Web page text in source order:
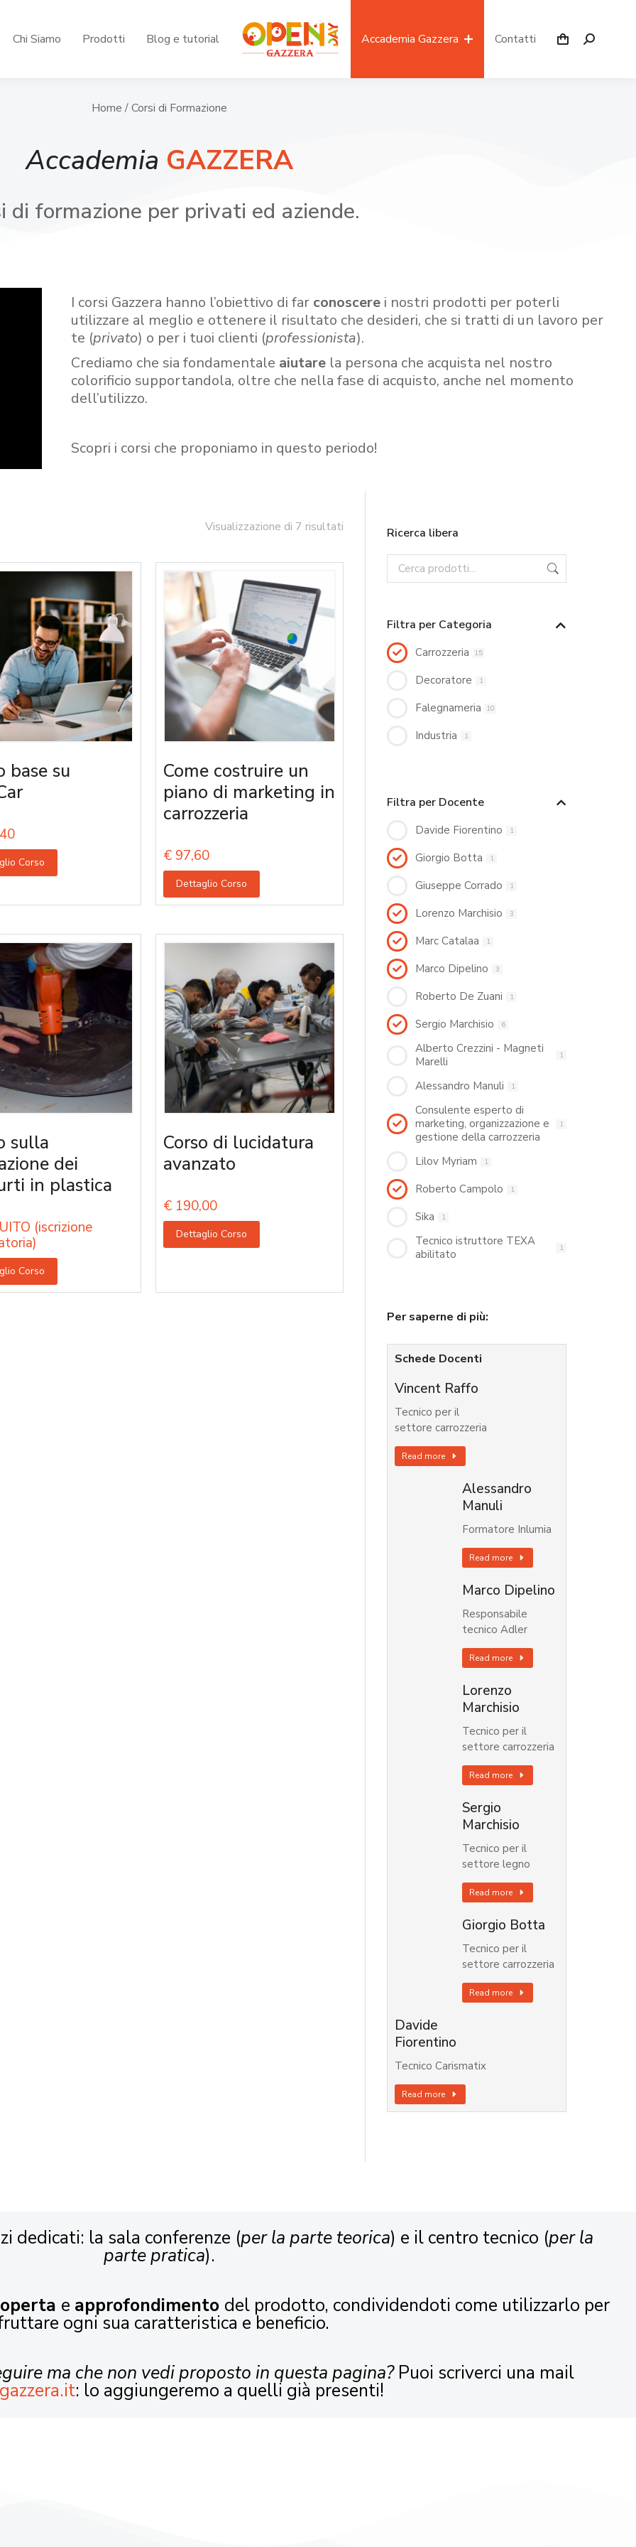
Chi Siamo Prodotti Blog e tutorial Accademia Gazzera Contatti
Home / Corsi di Formazione
Accademia GAZZERA
di formazione per privati ed aziende.
I corsi Gazzera hanno l’obiettivo di far conoscerei nostri prodotti per poterli
utilizzare al meglio e ottenere il risultato che desideri, che si tratti di un lavoro per
te (privato) o per i tuoi clienti (professionista).
Crediamo che sia fondamentale aiutare la persona che acquista nel nostro
colorificio supportandola, oltre che nella fase di acquisto, anche nel momento
dell’utilizzo.
Scopri i corsi che proponiamo in questo periodo!
Visualizzazione di 7 risultati
base su
Corso
Come costruire un
piano di marketing in
carrozzeria
€ 97,60
Dettaglio Corso
sulla
dei
in plastica
(iscrizione
Corso
Corso di lucidatura
avanzato
€ 190,00
Dettaglio Corso
Ricerca libera
Filtra per Categoria
Carrozzeria 15
Decoratore 1
Falegnameria 10
Industria 1
Filtra per Docente
Davide Fiorentino 1
Giorgio Botta 1
Giuseppe Corrado 1
Lorenzo Marchisio 3
Marc Catalaa 1
Marco Dipelino 3
Roberto De Zuani 1
Sergio Marchisio 6
Alberto Crezzini - Magneti
Marelli
1
Alessandro Manuli 1
Consulente esperto di
marketing, organizzazione e
gestione della carrozzeria
1
Lilov Myriam 1
Roberto Campolo 1
Sika 1
Tecnico istruttore TEXA
abilitato
1
Per saperne di più:
Schede Docenti
Vincent Raffo
Tecnico per il
settore carrozzeria
Read more
Alessandro
Manuli
Formatore Inlumia
Read more
Marco Dipelino
Responsabile
tecnico Adler
Read more
Lorenzo
Marchisio
Tecnico per il
settore carrozzeria
Read more
Sergio
Marchisio
Tecnico per il
settore legno
Read more
Giorgio Botta
Tecnico per il
settore carrozzeria
Read more
Davide
Fiorentino
Tecnico Carismatix
Read more
dedicati: la sala conferenze (per la parte teorica) e il centro tecnico (per la
parte pratica).
e approfondimento del prodotto, condividendoti come utilizzarlo per
ogni sua caratteristica e beneficio.
ma che non vedi proposto in questa pagina?Puoi scriverci una mail
: lo aggiungeremo a quelli già presenti!